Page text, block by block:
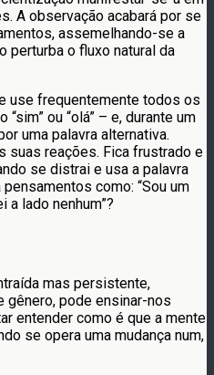
A observação acabará por se
assemelhando-se a
perturba o fluxo natural da
use frequentemente todos os
ou “olá” – e, durante um
uma palavra alternativa.
suas reações. Fica frustrado e
se distrai e usa a palavra
como: “Sou um
a lado nenhum”?
mas persistente,
pode ensinar-nos
entender como é que a mente
se opera uma mudança num,